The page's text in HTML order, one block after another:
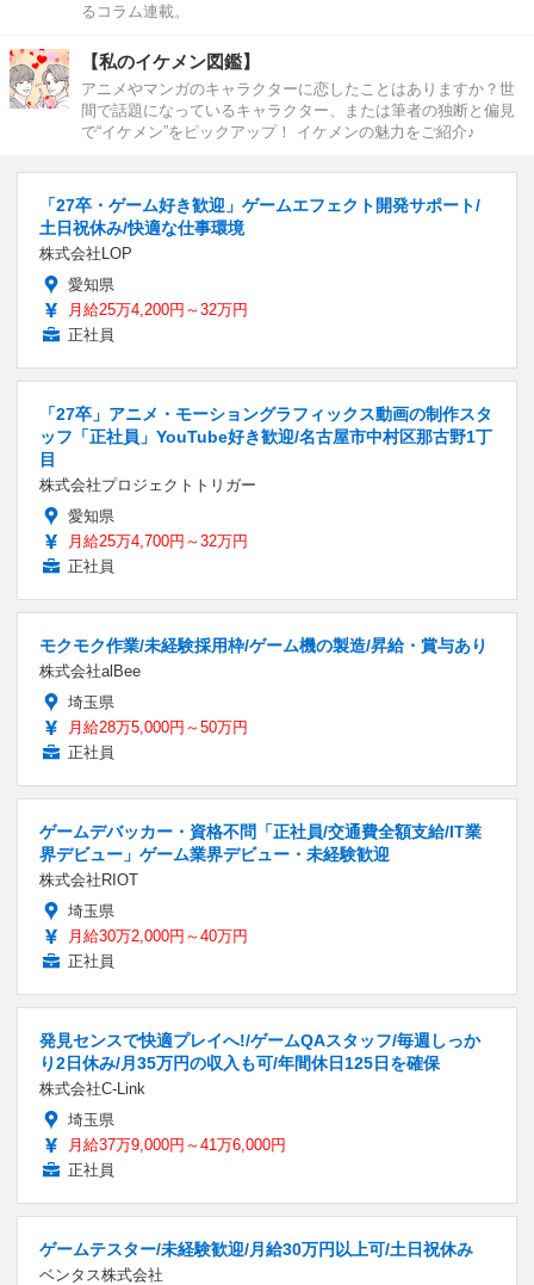
るコラム連載。
【私のイケメン図鑑】
アニメやマンガのキャラクターに恋したことはありますか？世
間で話題になっているキャラクター、または筆者の独断と偏見
で“イケメン”をピックアップ！ イケメンの魅力をご紹介♪
「27卒・ゲーム好き歓迎」ゲームエフェクト開発サポート/
土日祝休み/快適な仕事環境
株式会社LOP
愛知県
月給25万4,200円～32万円
正社員
「27卒」アニメ・モーショングラフィックス動画の制作スタ
ッフ「正社員」YouTube好き歓迎/名古屋市中村区那古野1丁
目
株式会社プロジェクトトリガー
愛知県
月給25万4,700円～32万円
正社員
モクモク作業/未経験採用枠/ゲーム機の製造/昇給・賞与あり
株式会社alBee
埼玉県
月給28万5,000円～50万円
正社員
ゲームデバッカー・資格不問「正社員/交通費全額支給/IT業
界デビュー」ゲーム業界デビュー・未経験歓迎
株式会社RIOT
埼玉県
月給30万2,000円～40万円
正社員
発見センスで快適プレイへ!/ゲームQAスタッフ/毎週しっか
り2日休み/月35万円の収入も可/年間休日125日を確保
株式会社C-Link
埼玉県
月給37万9,000円～41万6,000円
正社員
ゲームテスター/未経験歓迎/月給30万円以上可/土日祝休み
ベンタス株式会社